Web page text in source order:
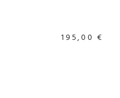
195,00 €